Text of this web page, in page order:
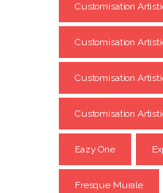
Customisation
Customisation
Customisation
Customisation
Eazy One
Fresque Murale